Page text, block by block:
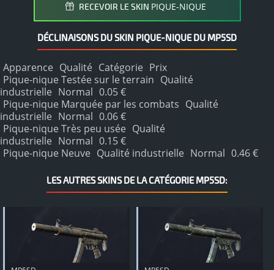
RECEVOIR LE SKIN PIQUE-NIQUE
DÉCLINAISONS DU SKIN PIQUE-NIQUE DU MP5SD
Apparence Qualité Catégorie Prix
Pique-nique Testée sur le terrain Qualité
industrielle Normal 0.05 €
Pique-nique Marquée par les combats Qualité
industrielle Normal 0.06 €
Pique-nique Très peu usée Qualité
industrielle Normal 0.15 €
Pique-nique Neuve Qualité industrielle Normal 0.46 €
LES AUTRES SKINS DE LA CATÉGORIE MP5SD: